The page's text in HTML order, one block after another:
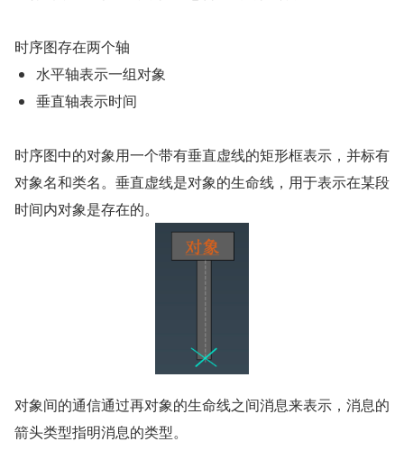
时序图存在两个轴
水平轴表示一组对象
垂直轴表示时间
时序图中的对象用一个带有垂直虚线的矩形框表示，并标有
对象名和类名。垂直虚线是对象的生命线，用于表示在某段
时间内对象是存在的。
对象间的通信通过再对象的生命线之间消息来表示，消息的
箭头类型指明消息的类型。